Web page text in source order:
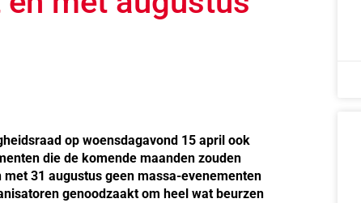
op woensdagavond 15 april ook
die de komende maanden zouden
31 augustus geen massa-evenementen
genoodzaakt om heel wat beurzen